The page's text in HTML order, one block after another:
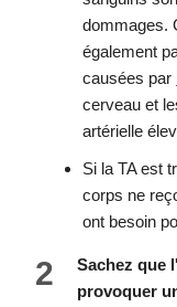
dommages.
également
causées par
cerveau et
artérielle
Si la TA est
corps ne
ont besoin
2
Sachez que
provoquer